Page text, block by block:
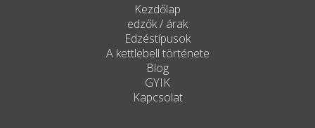
Kezdőlap
edzők / árak
Edzéstípusok
A kettlebell története
Blog
GYIK
Kapcsolat